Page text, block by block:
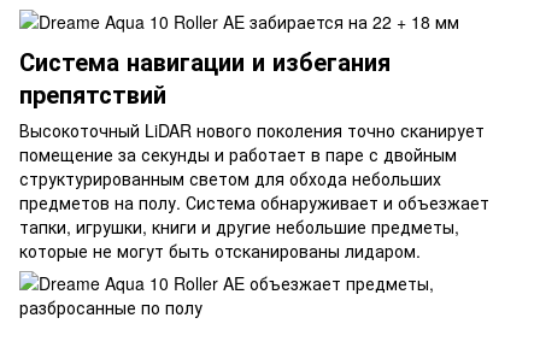
Система навигации и избегания
препятствий
Высокоточный LiDAR нового поколения точно сканирует
помещение за секунды и работает в паре с двойным
структурированным светом для обхода небольших
предметов на полу. Система обнаруживает и объезжает
тапки, игрушки, книги и другие небольшие предметы,
которые не могут быть отсканированы лидаром.